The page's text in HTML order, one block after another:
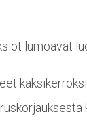
lumoavat